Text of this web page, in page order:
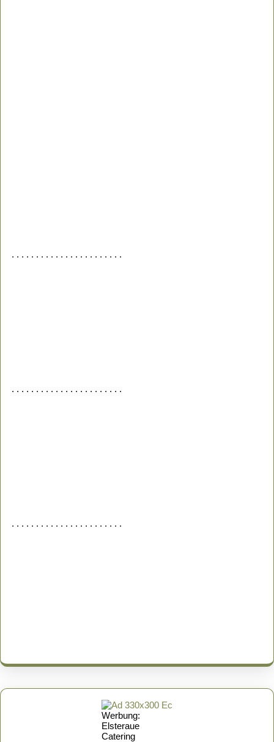
. . . . . . . . . . . . . . . . . . . . . . .
. . . . . . . . . . . . . . . . . . . . . . .
. . . . . . . . . . . . . . . . . . . . . . .
Werbung:
Elsteraue
Catering